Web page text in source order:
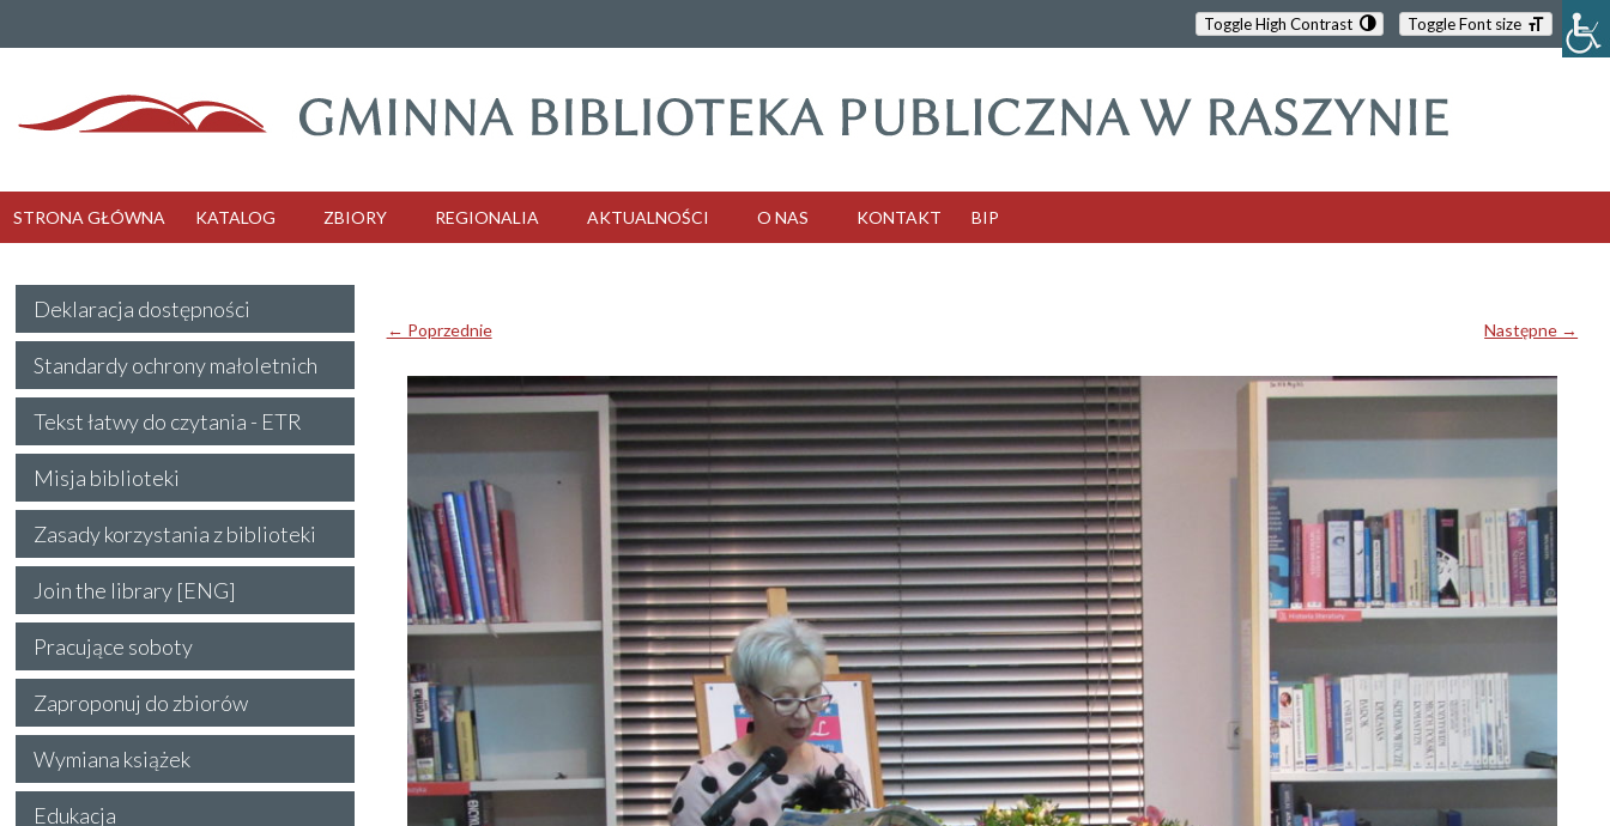
Toggle High Contrast Toggle Font size
STRONA GŁÓWNA KATALOG ZBIORY REGIONALIA AKTUALNOŚCI O NAS KONTAKT BIP
← Poprzednie Następne →
Deklaracja dostępności
Standardy ochrony małoletnich
Tekst łatwy do czytania - ETR
Misja biblioteki
Zasady korzystania z biblioteki
Join the library [ENG]
Pracujące soboty
Zaproponuj do zbiorów
Wymiana książek
Edukacja